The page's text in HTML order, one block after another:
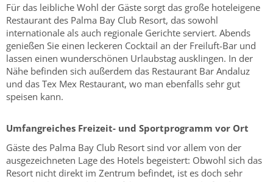
Für das leibliche Wohl der Gäste sorgt das große hoteleigene
Restaurant des Palma Bay Club Resort, das sowohl
internationale als auch regionale Gerichte serviert. Abends
genießen Sie einen leckeren Cocktail an der Freiluft-Bar und
lassen einen wunderschönen Urlaubstag ausklingen. In der
Nähe befinden sich außerdem das Restaurant Bar Andaluz
und das Tex Mex Restaurant, wo man ebenfalls sehr gut
speisen kann.
Umfangreiches Freizeit- und Sportprogramm vor Ort
Gäste des Palma Bay Club Resort sind vor allem von der
ausgezeichneten Lage des Hotels begeistert: Obwohl sich das
Resort nicht direkt im Zentrum befindet, ist es doch sehr